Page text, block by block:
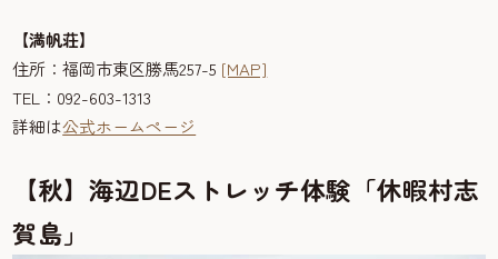
【満帆荘】
住所：福岡市東区勝馬257-5 [MAP]
TEL：092-603-1313
詳細は公式ホームページ
【秋】海辺DEストレッチ体験「休暇村志
賀島」